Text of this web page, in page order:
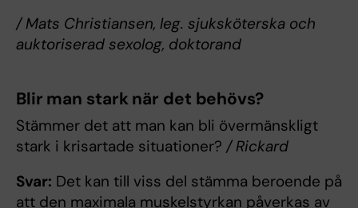
/ Mats Christiansen, leg. sjuksköterska och
auktoriserad sexolog, doktorand
Blir man stark när det behövs?
Stämmer det att man kan bli övermänskligt
stark i krisartade situationer? / Rickard
Svar: Det kan till viss del stämma beroende på
att den maximala muskelstyrkan påverkas av